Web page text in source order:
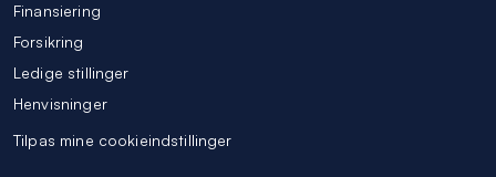
Finansiering
Forsikring
Ledige stillinger
Henvisninger
Tilpas mine cookieindstillinger